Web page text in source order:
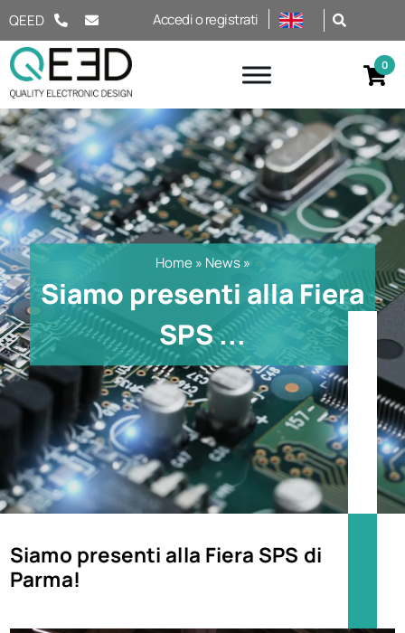
QEED Accedi o registrati
Home » News»
Siamo presenti alla Fiera
SPS ...
Siamo presenti alla Fiera SPS di
Parma!